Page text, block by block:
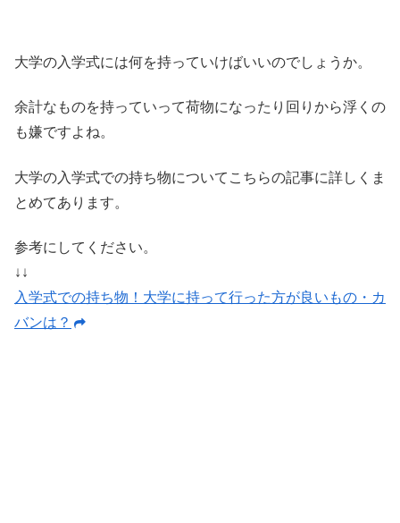
大学の入学式には何を持っていけばいいのでしょうか。
余計なものを持っていって荷物になったり回りから浮くの
も嫌ですよね。
大学の入学式での持ち物についてこちらの記事に詳しくま
とめてあります。
参考にしてください。
↓↓
入学式での持ち物！大学に持って行った方が良いもの・カ
バンは？